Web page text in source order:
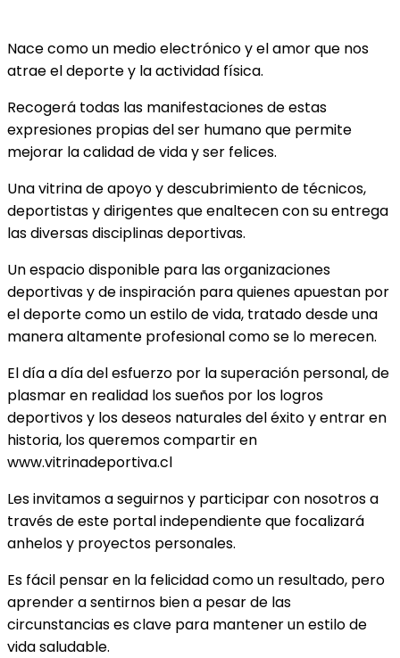
Nace como un medio electrónico y el amor que nos
atrae el deporte y la actividad física.
Recogerá todas las manifestaciones de estas
expresiones propias del ser humano que permite
mejorar la calidad de vida y ser felices.
Una vitrina de apoyo y descubrimiento de técnicos,
deportistas y dirigentes que enaltecen con su entrega
las diversas disciplinas deportivas.
Un espacio disponible para las organizaciones
deportivas y de inspiración para quienes apuestan por
el deporte como un estilo de vida, tratado desde una
manera altamente profesional como se lo merecen.
El día a día del esfuerzo por la superación personal, de
plasmar en realidad los sueños por los logros
deportivos y los deseos naturales del éxito y entrar en
historia, los queremos compartir en
www.vitrinadeportiva.cl
Les invitamos a seguirnos y participar con nosotros a
través de este portal independiente que focalizará
anhelos y proyectos personales.
Es fácil pensar en la felicidad como un resultado, pero
aprender a sentirnos bien a pesar de las
circunstancias es clave para mantener un estilo de
vida saludable.